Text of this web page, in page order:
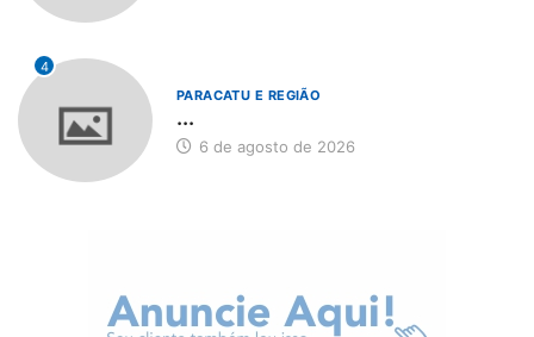
4
PARACATU E REGIÃO
...
6 de agosto de 2026